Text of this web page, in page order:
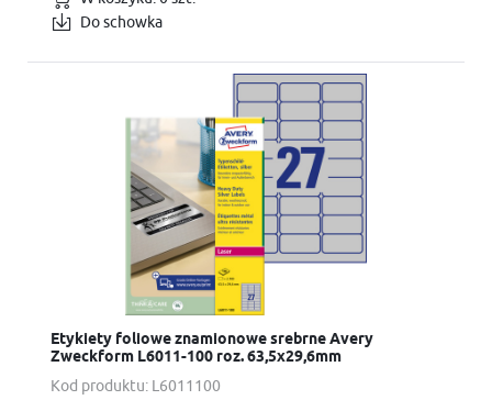
Do schowka
Kod produktu: L6011100
Etykiety foliowe znamionowe srebrne Avery
Zweckform L6011-100 roz. 63,5x29,6mm